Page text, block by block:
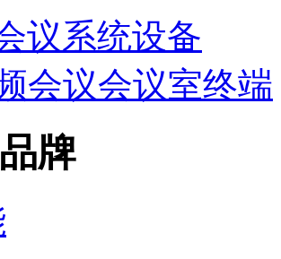
议系统设备
会议会议室终端
牌